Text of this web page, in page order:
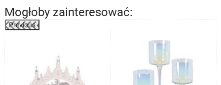
Mogłoby zainteresować:
Previous